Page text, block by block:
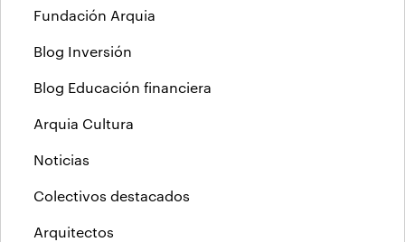
Fundación Arquia
Blog Inversión
Blog Educación financiera
Arquia Cultura
Noticias
Colectivos destacados
Arquitectos